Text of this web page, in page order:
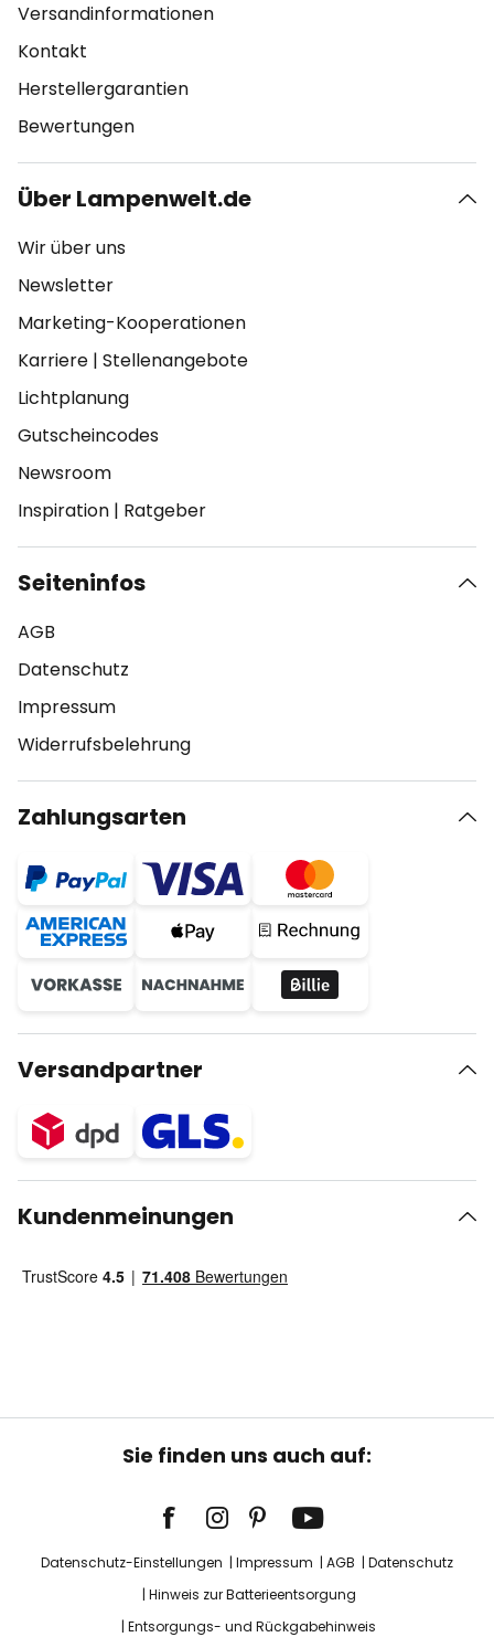
Versandinformationen
Kontakt
Herstellergarantien
Bewertungen
Über Lampenwelt.de
Wir über uns
Newsletter
Marketing-Kooperationen
Karriere | Stellenangebote
Lichtplanung
Gutscheincodes
Newsroom
Inspiration | Ratgeber
Seiteninfos
AGB
Datenschutz
Impressum
Widerrufsbelehrung
Zahlungsarten
Versandpartner
Kundenmeinungen
Sie finden uns auch auf:
Datenschutz-Einstellungen Impressum AGB
Datenschutz
Hinweis zur Batterieentsorgung
Entsorgungs- und Rückgabehinweis